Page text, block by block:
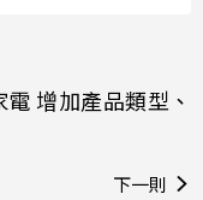
增加產品類型、
下一則